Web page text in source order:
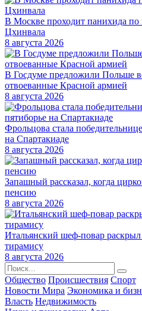
В Москве проходит панихида
Цхинвала
8 августа 2026
В Госдуме предложили Польше
отвоеванные Красной армией
8 августа 2026
Фрольцова стала
на Спартакиаде
8 августа 2026
Запашный рассказал, когда
пенсию
8 августа 2026
Итальянский шеф-повар раскрыл
тирамису
8 августа 2026
Общество Происшествия Спорт
Новости Мира Экономика и
Власть Недвижимость